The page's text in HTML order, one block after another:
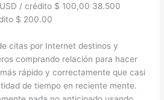
/ crédito $ 100,00 38.500
$ 200.00
citas por Internet destinos y
comprando relación para hacer
rápido y correctamente que casi
de tiempo en reciente mente.